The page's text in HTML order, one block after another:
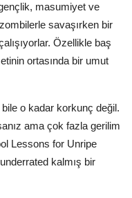
masumiyet ve
savaşırken bir
Özellikle baş
ortasında bir umut
o kadar korkunç değil.
ama çok fazla gerilim
Lessons for Unripe
kalmış bir